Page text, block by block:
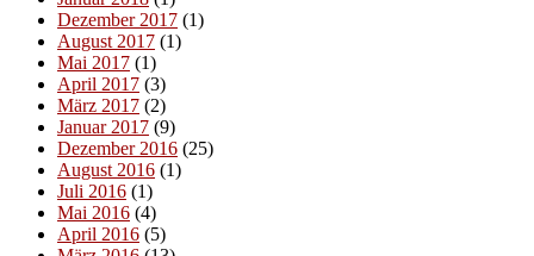
Dezember 2017 (1)
August 2017 (1)
Mai 2017 (1)
April 2017 (3)
März 2017 (2)
Januar 2017 (9)
Dezember 2016 (25)
August 2016 (1)
Juli 2016 (1)
Mai 2016 (4)
April 2016 (5)